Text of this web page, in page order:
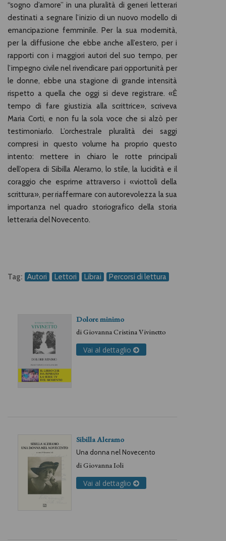
“sogno d’amore” in una pluralità di generi letterari
destinati a segnare l’inizio di un nuovo modello di
emancipazione femminile. Per la sua modernità,
per la diffusione che ebbe anche all’estero, per i
rapporti con i maggiori autori del suo tempo, per
l’impegno civile nel rivendicare pari opportunità per
le donne, ebbe una stagione di grande intensità
rispetto a quella che oggi si deve registrare. «È
tempo di fare giustizia alla scrittrice», scriveva
Maria Corti, e non fu la sola voce che si alzò per
testimoniarlo. L’orchestrale pluralità dei saggi
compresi in questo volume ha proprio questo
intento: mettere in chiaro le rotte principali
dell’opera di Sibilla Aleramo, lo stile, la lucidità e il
coraggio che esprime attraverso i «viottoli della
scrittura», per riaffermare con autorevolezza la sua
importanza nel quadro storiografico della storia
letteraria del Novecento.
Tag: Autori Lettori Librai Percorsi di lettura
Dolore minimo
diGiovanna Cristina Vivinetto
Vai al dettaglio
Sibilla Aleramo
Una donna nel Novecento
diGiovanna Ioli
Vai al dettaglio